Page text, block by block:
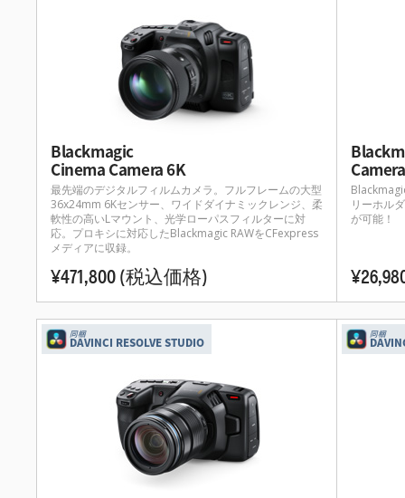
Blackmagic
Cinema Camera 6K
最先端のデジタルフィルムカメラ。フルフレームの大型
36x24mm 6Kセンサー、ワイドダイナミックレンジ、柔
軟性の高いLマウント、光学ローパスフィルターに対
応。プロキシに対応したBlackmagic RAWをCFexpress
メディアに収録。
¥471,800(税込価格)
リーホル
が可能！
同梱
DAVINCI RESOLVE STUDIO
同梱